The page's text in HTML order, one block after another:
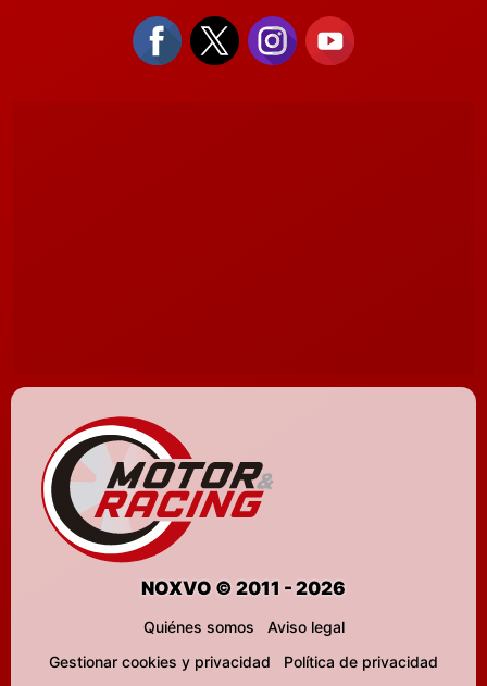
NOXVO © 2011 - 2026
Quiénes somos
Aviso legal
Gestionar cookies y privacidad
Política de privacidad